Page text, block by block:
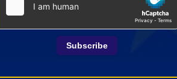
Subscribe